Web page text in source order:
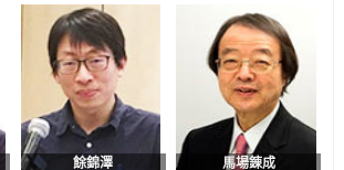
中心跨器官揭示衰老過程中的糖鏈變化
松脂製備石墨前驅體，可作為電池電極材料
等發現南海海槽沿線板塊邊界鎖定狀態存在區域
餘錦澤 馬場錬成